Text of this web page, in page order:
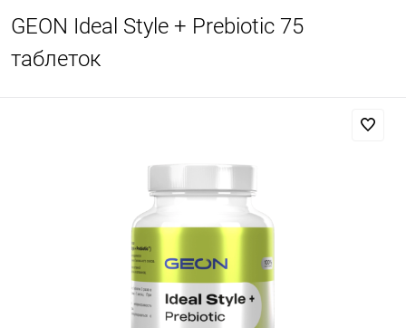
GEON Ideal Style + Prebiotic 75
таблеток